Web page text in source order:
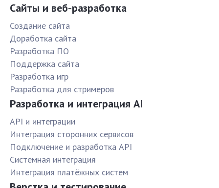
Сайты и веб-разработка
Создание сайта
Доработка сайта
Разработка ПО
Поддержка сайта
Разработка игр
Разработка для стримеров
Разработка и интеграция AI
API и интеграции
Интеграция сторонних сервисов
Подключение и разработка API
Системная интеграция
Интеграция платёжных систем